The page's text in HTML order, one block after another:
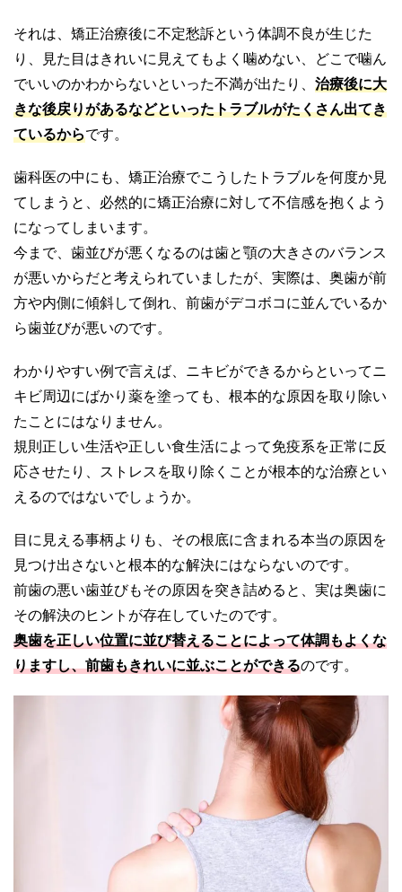
それは、矯正治療後に不定愁訴という体調不良が生じた
り、見た目はきれいに見えてもよく噛めない、どこで噛ん
でいいのかわからないといった不満が出たり、 治療後に大
きな後戻りがあるなどといったトラブルがたくさん出てき
ているからです。
歯科医の中にも、矯正治療でこうしたトラブルを何度か見
てしまうと、必然的に矯正治療に対して不信感を抱くよう
になってしまいます。
今まで、歯並びが悪くなるのは歯と顎の大きさのバランス
が悪いからだと考えられていましたが、実際は、奥歯が前
方や内側に傾斜して倒れ、前歯がデコボコに並んでいるか
ら歯並びが悪いのです。
わかりやすい例で言えば、ニキビができるからといってニ
キビ周辺にばかり薬を塗っても、根本的な原因を取り除い
たことにはなりません。
規則正しい生活や正しい食生活によって免疫系を正常に反
応させたり、ストレスを取り除くことが根本的な治療とい
えるのではないでしょうか。
目に見える事柄よりも、その根底に含まれる本当の原因を
見つけ出さないと根本的な解決にはならないのです。
前歯の悪い歯並びもその原因を突き詰めると、実は奥歯に
その解決のヒントが存在していたのです。
奥歯を正しい位置に並び替えることによって体調もよくな
りますし、前歯もきれいに並ぶことができるのです。